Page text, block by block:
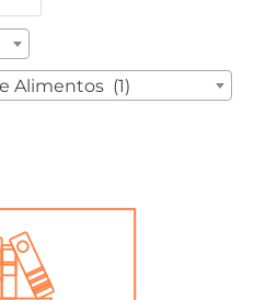
Alimentos (1)